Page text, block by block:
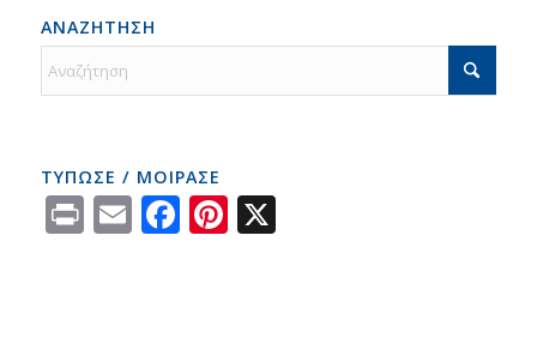
ΑΝΑΖΗΤΗΣΗ
ΤΥΠΩΣΕ / ΜΟΙΡΑΣΕ
PrintEmailFacebook
Pinterest
X